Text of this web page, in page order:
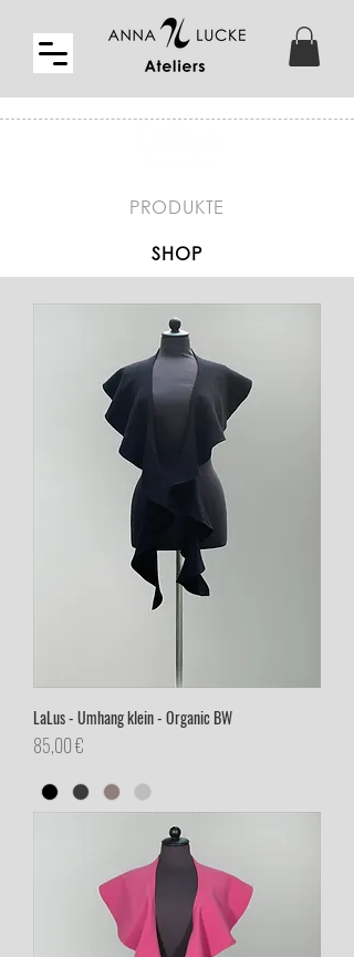
PRODUKTE
SHOP
LaLus - Umhang klein - Organic BW
Preis
85,00 €